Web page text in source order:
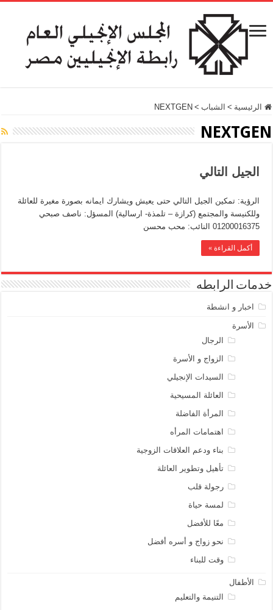
الرئيسية > الشباب >
NEXTGEN
NEXTGEN
الجيل التالي
الرؤية: تمكين الجيل التالي حتى يعيش ويشارك ايمانه بصورة مغيرة للعائلة
وللكنيسة والمجتمع (كرازة – تلمذة- ارسالية) المسؤل: ناصف صبحي
01200016375 النائب: محب محسن
أكمل القراءة »
خدمات الرابطه
اخبار و انشطة
الأسرة
الرجال
الزواج و الأسرة
السيدات الإنجيلي
العائلة المسيحية
المرأة الفاضلة
اهتمامات المرأه
بناء ودعم العلاقات الزوجية
تأهيل وتطوير العائلة
رجولة قلب
لمسة حياة
معًا للأفضل
نحو زواج و أسره أفضل
وقت للبناء
الأطفال
التنيمة والتعليم